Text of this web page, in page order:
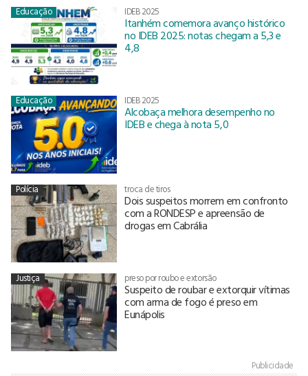
Educação IDEB 2025
Itanhém comemora avanço histórico
no IDEB 2025: notas chegam a 5,3 e
4,8
Educação IDEB 2025
Alcobaça melhora desempenho no
IDEB e chega à nota 5,0
Polícia troca de tiros
Dois suspeitos morrem em confronto
com a RONDESP e apreensão de
drogas em Cabrália
Justiça preso por roubo e extorsão
Suspeito de roubar e extorquir vítimas
com arma de fogo é preso em
Eunápolis
Publicidade